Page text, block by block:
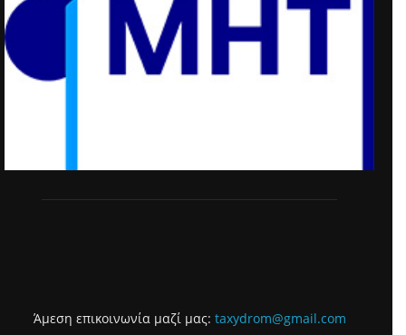
Άμεση επικοινωνία μαζί μας: taxydrom@gmail.com